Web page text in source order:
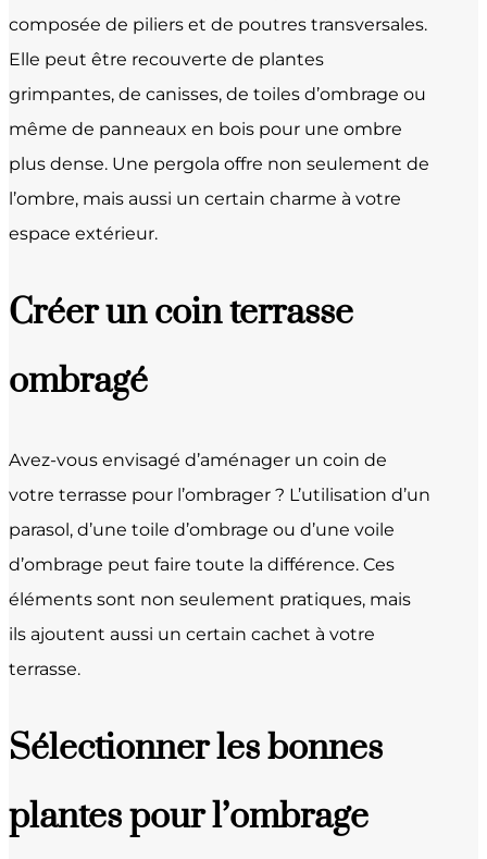
composée de piliers et de poutres transversales.
Elle peut être recouverte de plantes
grimpantes, de canisses, de toiles d’ombrage ou
même de panneaux en bois pour une ombre
plus dense. Une pergola offre non seulement de
l’ombre, mais aussi un certain charme à votre
espace extérieur.
Créer un coin terrasse
ombragé
Avez-vous envisagé d’aménager un coin de
votre terrasse pour l’ombrager ? L’utilisation d’un
parasol, d’une toile d’ombrage ou d’une voile
d’ombrage peut faire toute la différence. Ces
éléments sont non seulement pratiques, mais
ils ajoutent aussi un certain cachet à votre
terrasse.
Sélectionner les bonnes
plantes pour l’ombrage